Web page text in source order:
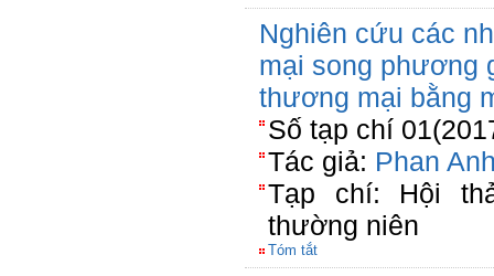
Nghiên cứu các
mại song phương
thương mại bằng
Số tạp chí
Tác giả: Phan
Tạp chí: Hội
thường niên
Tóm tắt